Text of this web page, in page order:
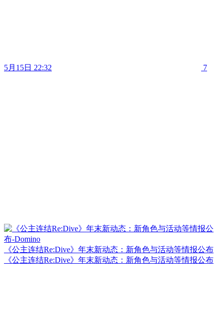
5月15日 22:32 7
《公主连结Re:Dive》年末新动态：新角色与活动等情报公布
《公主连结Re:Dive》年末新动态：新角色与活动等情报公布